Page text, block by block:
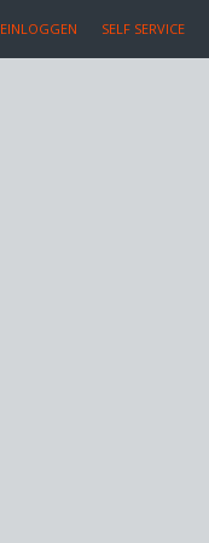
EINLOGGEN SELF SERVICE